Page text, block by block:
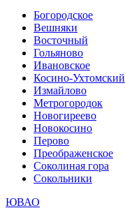
Богородское
Вешняки
Восточный
Гольяново
Ивановское
Косино-Ухтомский
Измайлово
Метрогородок
Новогиреево
Новокосино
Перово
Преображенское
Соколиная гора
Сокольники
ЮВАО